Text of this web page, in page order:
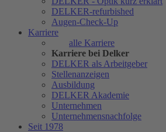
DELKER-refurbished
Augen-Check-Up
Karriere
alle Karriere
Karriere bei Delker
DELKER als Arbeitgeber
Stellenanzeigen
Ausbildung
DELKER Akademie
Unternehmen
Unternehmensnachfolge
Seit 1978